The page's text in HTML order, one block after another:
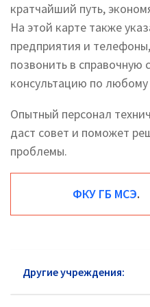
кратчайший путь,
На этой карте также
предприятия и
позвонить в справочную
консультацию по любому
Опытный персонал
даст совет и поможет
проблемы.
ФКУ ГБ МСЭ.
Другие учреждения: